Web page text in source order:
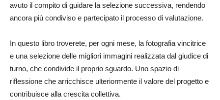
avuto il compito di guidare la selezione successiva, rendendo
ancora più condiviso e partecipato il processo di valutazione.
In questo libro troverete, per ogni mese, la fotografia vincitrice
e una selezione delle migliori immagini realizzata dal giudice di
turno, che condivide il proprio sguardo. Uno spazio di
riflessione che arricchisce ulteriormente il valore del progetto e
contribuisce alla crescita collettiva.